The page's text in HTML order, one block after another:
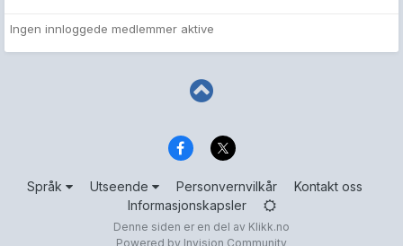
Ingen innloggede medlemmer aktive
Språk Utseende Personvernvilkår
Kontakt oss
Informasjonskapsler
Denne siden er en del av Klikk.no
Powered by Invision Community